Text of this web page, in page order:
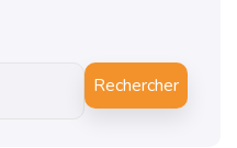
Rechercher